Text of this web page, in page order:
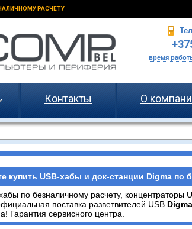
РАСЧЕТУ
время
Контакты О
купить USB-хабы и док-станции Digma по
по безналичному расчету, концентраторы
поставка разветвителей USB Digma
Гарантия сервисного центра.